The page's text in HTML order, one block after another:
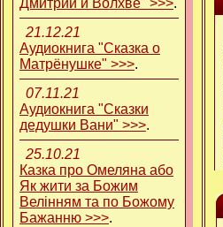
Дмитрии и Волхве" >>>.
21.12.21
Аудиокнига "Сказка о
Матрёнушке" >>>.
07.11.21
Аудиокнига "Сказки
дедушки Вани" >>>.
25.10.21
Казка про Омеляна або
Як жити за Божим
Велінням та по Божому
Бажанню >>>.